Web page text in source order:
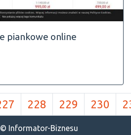
piankowe online
228 229 230
Informator-Biznesu